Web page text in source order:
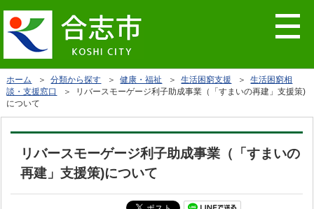
ホーム ＞分類から探す ＞健康・福祉 ＞生活困窮支援 ＞生活困窮相
談・支援窓口
＞ リバースモーゲージ利子助成事業（「すまいの再建」支援策)
について
リバースモーゲージ利子助成事業（「すまいの
再建」支援策)について